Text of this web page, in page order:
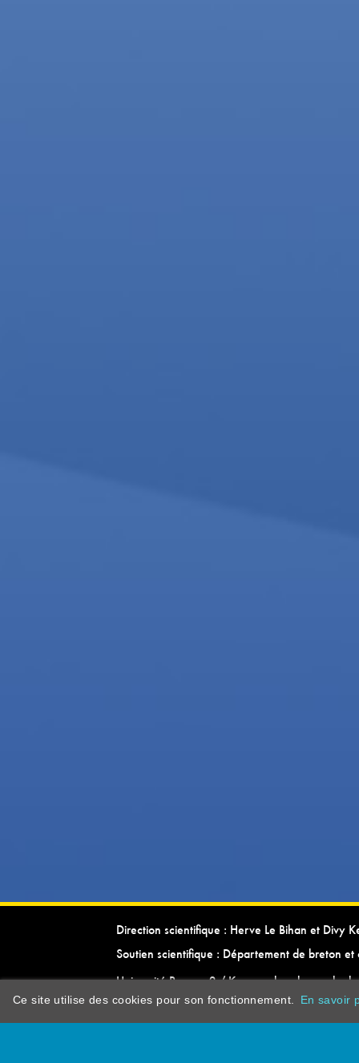
Direction scientifique : Herve Le Bihan et Divy
Soutien scientifique : Département de breton et
Université Rennes 2 / Kevrenn brezhoneg ha
Ce site utilise des cookies pour son fonctionnement. En savoir